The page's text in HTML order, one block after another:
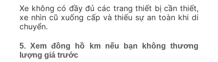
Xe không có đầy đủ các trang thiết bị cần thiết,
xe nhìn cũ xuống cấp và thiếu sự an toàn khi di
chuyển.
5. Xem đồng hồ km nếu bạn không thương
lượng giá trước